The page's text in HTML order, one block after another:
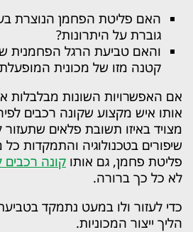
האם פליטת הפחמן הנוצרת
גוברת על היתרונות?
והאם טביעת הרגל הפחמנית
קטנה מזו של מכונית
אם האפשרויות השונות מבלבלות
אותו איש מקצוע שקונה רכבים
מצויד באיזו תשובת פלאים
שיפורים בטכנולוגיה והתמקדות
פליטת פחמן, גם אותו קונה רכבים
לא כל כך ברורה.
כדי לעזור ולו במעט נתמקד
הליך ייצור המכוניות.